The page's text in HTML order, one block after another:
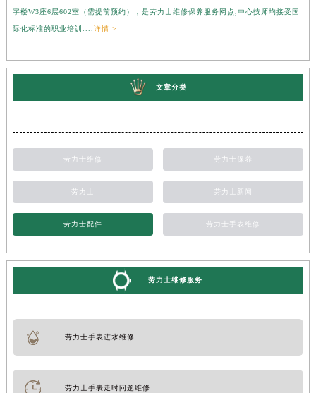
字楼W3座6层602室（需提前预约），是劳力士维修保养服务网点,中心技师均接受国
际化标准的职业培训.... 详情 >
文章分类
劳力士维修 劳力士保养
劳力士 劳力士新闻
劳力士配件 劳力士手表维修
劳力士维修服务
劳力士手表进水维修
劳力士手表走时问题维修